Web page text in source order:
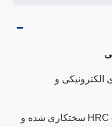
و
جنس تیغه: فولاد S45C که با آلیاژ HRC 48 سختکاری شده و